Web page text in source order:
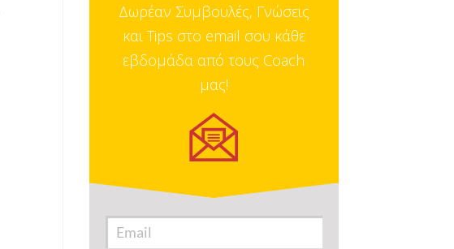
Δωρέαν Συμβουλές, Γνώσεις
και Tips στο email σου κάθε
εβδομάδα από τους Coach
μας!